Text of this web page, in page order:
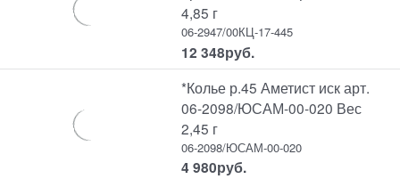
4,85 г
06-2947/00КЦ-17-445
12 348руб.
*Колье р.45 Аметист иск арт.
06-2098/ЮСАМ-00-020 Вес
2,45 г
06-2098/ЮСАМ-00-020
4 980руб.